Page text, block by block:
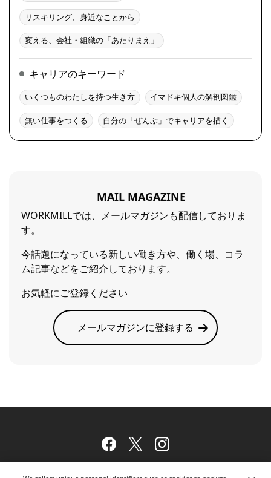
リスキリング、身近なことから
変える、会社・組織の「あたりまえ」
キャリアのキーワード
いくつものわたしを持つ生き方 イマドキ個人の解剖図鑑
無い仕事をつくる 自分の「ぜんぶ」でキャリアを描く
MAIL MAGAZINE
WORKMILLでは、メールマガジンも配信しておりま
す。
今話題になっている新しい働き方や、働く場、コラ
ム記事などをご紹介しております。
お気軽にご登録ください
メールマガジンに登録する
Facebook
TwitterInstagram